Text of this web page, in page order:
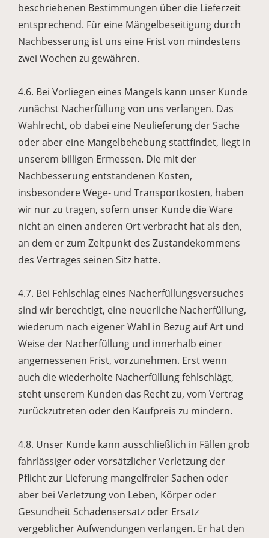
beschriebenen Bestimmungen über die Lieferzeit
entsprechend. Für eine Mängelbeseitigung durch
Nachbesserung ist uns eine Frist von mindestens
zwei Wochen zu gewähren.
4.6. Bei Vorliegen eines Mangels kann unser Kunde
zunächst Nacherfüllung von uns verlangen. Das
Wahlrecht, ob dabei eine Neulieferung der Sache
oder aber eine Mangelbehebung stattfindet, liegt in
unserem billigen Ermessen. Die mit der
Nachbesserung entstandenen Kosten,
insbesondere Wege- und Transportkosten, haben
wir nur zu tragen, sofern unser Kunde die Ware
nicht an einen anderen Ort verbracht hat als den,
an dem er zum Zeitpunkt des Zustandekommens
des Vertrages seinen Sitz hatte.
4.7. Bei Fehlschlag eines Nacherfüllungsversuches
sind wir berechtigt, eine neuerliche Nacherfüllung,
wiederum nach eigener Wahl in Bezug auf Art und
Weise der Nacherfüllung und innerhalb einer
angemessenen Frist, vorzunehmen. Erst wenn
auch die wiederholte Nacherfüllung fehlschlägt,
steht unserem Kunden das Recht zu, vom Vertrag
zurückzutreten oder den Kaufpreis zu mindern.
4.8. Unser Kunde kann ausschließlich in Fällen grob
fahrlässiger oder vorsätzlicher Verletzung der
Pflicht zur Lieferung mangelfreier Sachen oder
aber bei Verletzung von Leben, Körper oder
Gesundheit Schadensersatz oder Ersatz
vergeblicher Aufwendungen verlangen. Er hat den